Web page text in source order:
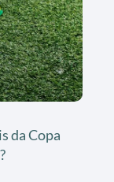
da Copa